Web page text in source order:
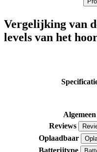
Vergelijking van
levels van het
Algemeen
Reviews
Oplaadbaar
Batterijtype